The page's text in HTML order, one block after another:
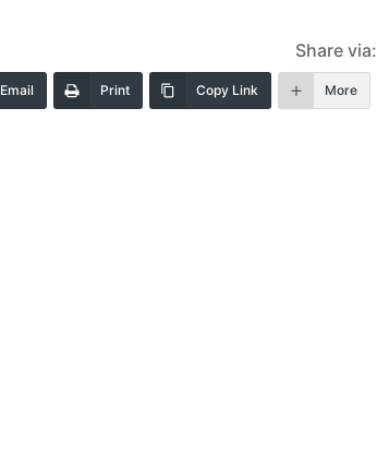
Share via:
Email Print Copy Link More